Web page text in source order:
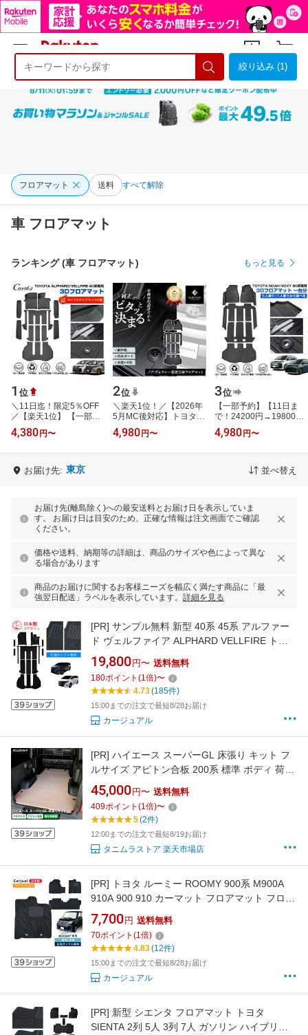
ようこそ 楽天市場へ ログイン
絞り込み (1)
フロアマット 送料 すべて解除
車 フロアマット
ランキング (車 フロアマット) もっと見る
1 位
＼11日迄！限定5％OFF
／【楽天1位】 【一部予
約】【正規品＆累計販売
数1万個突破】Cartist ト
4,380 円〜
2位
＼楽天1位！／【2026年
5月MC後対応】トヨタ
ノア ヴォクシー 90系 フ
ロアマット 7人乗り 運転
4,980 円〜
3位
【一部予約】【11日ま
で！24200円→19800
円】【2026年新型モデル
も対応】【楽天1位】
4,980 円〜
お届け先: 東京 並べ替え
お届け先(離島除く)への最安送料とお届け日を表示していま
す。 お届け日は目安のため、正確な情報は注文画面でご確認
ください。
価格や送料、納期等の詳細は、商品のサイズや色によって異な
る場合があります
商品のお届けに関するお客様ニーズを幅広く満たす商品に「最
強翌日配送」ラベルを表示しています。 詳細を見る
[PR] サンプル無料 新型 40系 45系 アルファー
ド ヴェルファイア ALPHARD VELLFIRE トヨ
タ フロアマット フロアーマット 45 40 ガソリ
ン ハイブリッド 内装 カーペットマット カーマ
ット マット カーペット アクセサリー エントラ
ンス カスタム パーツ カスタマイズ 7人 8人
19,800 円〜 送料無料
180ポイント (1倍)〜
4.73(185件)
15:00までの注文で最短8/28お届け
カージュアル
[PR] ハイエース スーパーGL 床張り キット フ
ルサイズ アピトン合板 200系 標準 ボディ 荷室
全面 床 板 カスタム パーツ ラゲッジ フラット
パネル 荷台 トランポ 車中泊 荷室段差 段差解消
フロアパネル フロアマット フロアキット ラゲ
ッジマット トヨタ タニムラ
45,000 円〜 送料無料
409ポイント (1倍)〜
5(2件)
12:00までの注文で最短8/19お届け
タニムラストア 楽天市場店
[PR]
トヨタ ルーミー ROOMY 900系 M900A
910A 900 910 カーマット フロアマット フロア
ーマット カーペットマット フロアカーペット
カーペット マット カー用品 内装用品 カスタマ
イズ カバー 社外 ブラック 専用 足元 車 系 カス
タム パーツ アクセサリー グッズ 汚れ防止
7,700 円 送料無料
70ポイント (1倍)
4.83(12件)
15:00までの注文で最短8/28お届け
カージュアル
[PR] 新型 シエンタ フロアマット トヨタ
SIENTA 2列 5人 3列 7人 ガソリン ハイブリッ